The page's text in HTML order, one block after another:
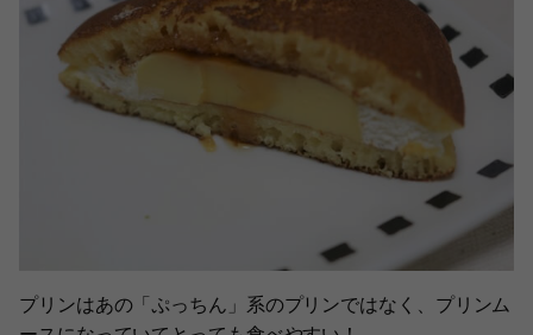
プリンはあの「ぷっちん」系のプリンではなく、プリンム